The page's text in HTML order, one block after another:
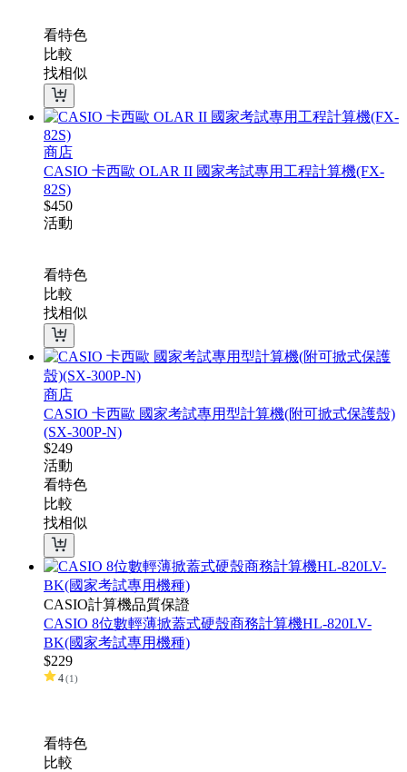
看特色
比較
找相似
商店
CASIO 卡西歐 OLAR II 國家考試專用工程計算機(FX-
82S)
$450
活動
看特色
比較
找相似
商店
CASIO 卡西歐 國家考試專用型計算機(附可掀式保護殼)
(SX-300P-N)
$249
活動
看特色
比較
找相似
CASIO計算機品質保證
CASIO 8位數輕薄掀蓋式硬殼商務計算機HL-820LV-
BK(國家考試專用機種)
$229
4(1)
看特色
比較